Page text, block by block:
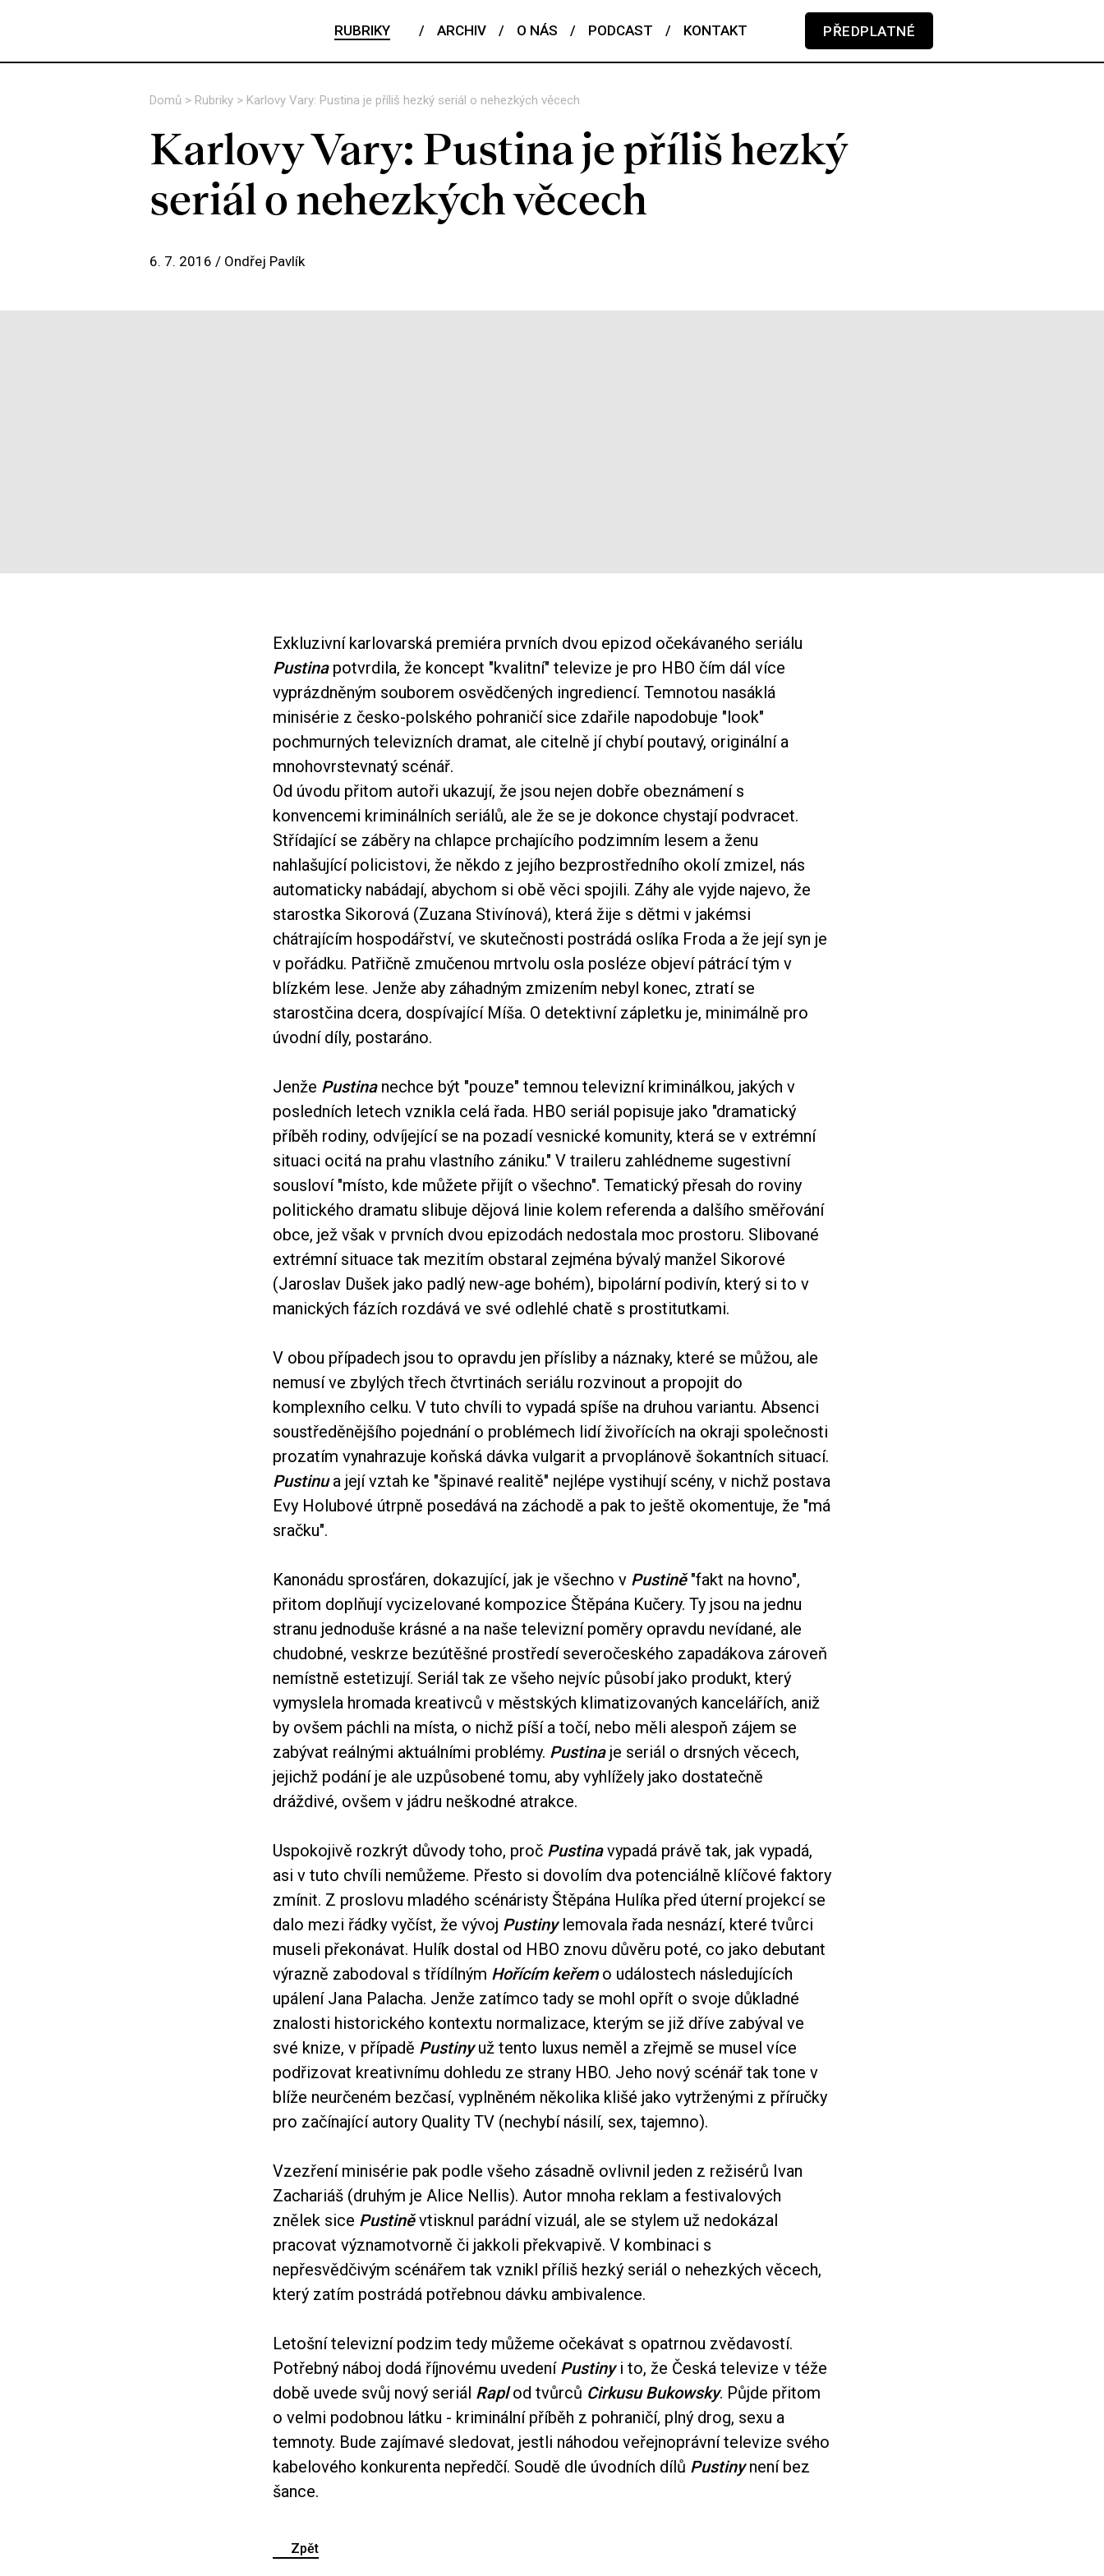
RUBRIKY / ARCHIV / O NÁS / PODCAST / KONTAKT PŘEDPLATNÉ
Domů > Rubriky > Karlovy Vary: Pustina je příliš hezký seriál o nehezkých věcech
Karlovy Vary: Pustina je příliš hezký
seriál o nehezkých věcech
6. 7. 2016 / Ondřej Pavlík
Exkluzivní karlovarská premiéra prvních dvou epizod očekávaného seriálu
Pustinapotvrdila, že koncept "kvalitní" televize je pro HBO čím dál více
vyprázdněným souborem osvědčených ingrediencí. Temnotou nasáklá
minisérie z česko-polského pohraničí sice zdařile napodobuje "look"
pochmurných televizních dramat, ale citelně jí chybí poutavý, originální a
mnohovrstevnatý scénář.
Od úvodu přitom autoři ukazují, že jsou nejen dobře obeznámení s
konvencemi kriminálních seriálů, ale že se je dokonce chystají podvracet.
Střídající se záběry na chlapce prchajícího podzimním lesem a ženu
nahlašující policistovi, že někdo z jejího bezprostředního okolí zmizel, nás
automaticky nabádají, abychom si obě věci spojili. Záhy ale vyjde najevo, že
starostka Sikorová (Zuzana Stivínová), která žije s dětmi v jakémsi
chátrajícím hospodářství, ve skutečnosti postrádá oslíka Froda a že její syn je
v pořádku. Patřičně zmučenou mrtvolu osla posléze objeví pátrácí tým v
blízkém lese. Jenže aby záhadným zmizením nebyl konec, ztratí se
starostčina dcera, dospívající Míša. O detektivní zápletku je, minimálně pro
úvodní díly, postaráno.
Jenže Pustinanechce být "pouze" temnou televizní kriminálkou, jakých v
posledních letech vznikla celá řada. HBO seriál popisuje jako "dramatický
příběh rodiny, odvíjející se na pozadí vesnické komunity, která se v extrémní
situaci ocitá na prahu vlastního zániku." V traileru zahlédneme sugestivní
sousloví "místo, kde můžete přijít o všechno". Tematický přesah do roviny
politického dramatu slibuje dějová linie kolem referenda a dalšího směřování
obce, jež však v prvních dvou epizodách nedostala moc prostoru. Slibované
extrémní situace tak mezitím obstaral zejména bývalý manžel Sikorové
(Jaroslav Dušek jako padlý new-age bohém), bipolární podivín, který si to v
manických fázích rozdává ve své odlehlé chatě s prostitutkami.
V obou případech jsou to opravdu jen přísliby a náznaky, které se můžou, ale
nemusí ve zbylých třech čtvrtinách seriálu rozvinout a propojit do
komplexního celku. V tuto chvíli to vypadá spíše na druhou variantu. Absenci
soustředěnějšího pojednání o problémech lidí živořících na okraji společnosti
prozatím vynahrazuje koňská dávka vulgarit a prvoplánově šokantních situací.
Pustinua její vztah ke "špinavé realitě" nejlépe vystihují scény, v nichž postava
Evy Holubové útrpně posedává na záchodě a pak to ještě okomentuje, že "má
sračku".
Kanonádu sprosťáren, dokazující, jak je všechno v Pustině"fakt na hovno",
přitom doplňují vycizelované kompozice Štěpána Kučery. Ty jsou na jednu
stranu jednoduše krásné a na naše televizní poměry opravdu nevídané, ale
chudobné, veskrze bezútěšné prostředí severočeského zapadákova zároveň
nemístně estetizují. Seriál tak ze všeho nejvíc působí jako produkt, který
vymyslela hromada kreativců v městských klimatizovaných kancelářích, aniž
by ovšem páchli na místa, o nichž píší a točí, nebo měli alespoň zájem se
zabývat reálnými aktuálními problémy. Pustinaje seriál o drsných věcech,
jejichž podání je ale uzpůsobené tomu, aby vyhlížely jako dostatečně
dráždivé, ovšem v jádru neškodné atrakce.
Uspokojivě rozkrýt důvody toho, proč Pustinavypadá právě tak, jak vypadá,
asi v tuto chvíli nemůžeme. Přesto si dovolím dva potenciálně klíčové faktory
zmínit. Z proslovu mladého scénáristy Štěpána Hulíka před úterní projekcí se
dalo mezi řádky vyčíst, že vývoj Pustinylemovala řada nesnází, které tvůrci
museli překonávat. Hulík dostal od HBO znovu důvěru poté, co jako debutant
výrazně zabodoval s třídílným Hořícím keřemo událostech následujících
upálení Jana Palacha. Jenže zatímco tady se mohl opřít o svoje důkladné
znalosti historického kontextu normalizace, kterým se již dříve zabýval ve
své knize, v případě Pustinyuž tento luxus neměl a zřejmě se musel více
podřizovat kreativnímu dohledu ze strany HBO. Jeho nový scénář tak tone v
blíže neurčeném bezčasí, vyplněném několika klišé jako vytrženými z příručky
pro začínající autory Quality TV (nechybí násilí, sex, tajemno).
Vzezření minisérie pak podle všeho zásadně ovlivnil jeden z režisérů Ivan
Zachariáš (druhým je Alice Nellis). Autor mnoha reklam a festivalových
znělek sice Pustiněvtisknul parádní vizuál, ale se stylem už nedokázal
pracovat významotvorně či jakkoli překvapivě. V kombinaci s
nepřesvědčivým scénářem tak vznikl příliš hezký seriál o nehezkých věcech,
který zatím postrádá potřebnou dávku ambivalence.
Letošní televizní podzim tedy můžeme očekávat s opatrnou zvědavostí.
Potřebný náboj dodá říjnovému uvedení Pustinyi to, že Česká televize v téže
době uvede svůj nový seriál Raplod tvůrců Cirkusu Bukowsky. Půjde přitom
o velmi podobnou látku - kriminální příběh z pohraničí, plný drog, sexu a
temnoty. Bude zajímavé sledovat, jestli náhodou veřejnoprávní televize svého
kabelového konkurenta nepředčí. Soudě dle úvodních dílů Pustinynení bez
šance.
Zpět